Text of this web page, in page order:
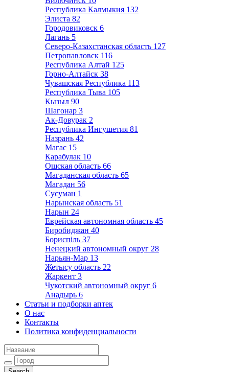
Республика Калмыкия 132
Элиста 82
Городовиковск 6
Лагань 5
Северо-Казахстанская область 127
Петропавловск 116
Республика Алтай 125
Горно-Алтайск 38
Чувашская Республика 113
Республика Тыва 105
Кызыл 90
Шагонар 3
Ак-Довурак 2
Республика Ингушетия 81
Назрань 42
Магас 15
Карабулак 10
Ошская область 66
Магаданская область 65
Магадан 56
Сусуман 1
Нарынская область 51
Нарын 24
Еврейская автономная область 45
Биробиджан 40
Бориспіль 37
Ненецкий автономный округ 28
Нарьян-Мар 13
Жетысу область 22
Жаркент 3
Чукотский автономный округ 6
Анадырь 6
Статьи и подборки аптек
О нас
Контакты
Политика конфиденциальности